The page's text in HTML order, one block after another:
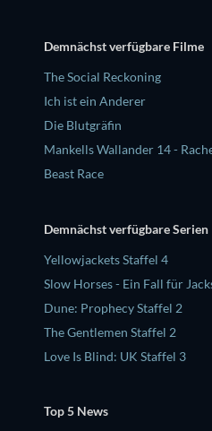
Demnächst verfügbare Filme
The Social Reckoning
Ich ist ein Anderer
Die Blutgräfin
Mankells Wallander 14 -
Beast Race
Demnächst verfügbare Serien
Yellowjackets Staffel 4
Slow Horses - Ein Fall für
Dune: Prophecy Staffel 2
The Gentlemen Staffel 2
Love Is Blind: UK Staffel 3
Top 5 News